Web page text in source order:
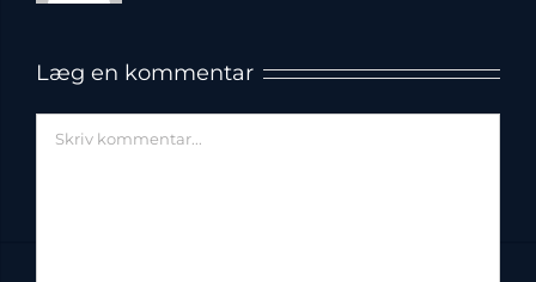
Læg en kommentar